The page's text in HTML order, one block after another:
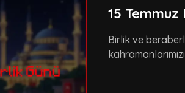
15
Birlik ve